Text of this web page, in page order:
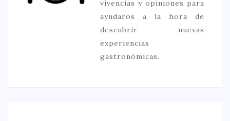
vivencias y opiniones para
ayudaros a la hora de
descubrir nuevas
experiencias
gastronómicas.